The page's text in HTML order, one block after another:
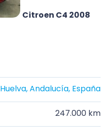
Citroen C4 2008
Huelva, Andalucía, España
247.000 km